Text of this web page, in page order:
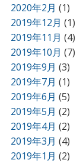
2020年2月 (1)
2019年12月 (1)
2019年11月 (4)
2019年10月 (7)
2019年9月 (3)
2019年7月 (1)
2019年6月 (5)
2019年5月 (2)
2019年4月 (2)
2019年3月 (4)
2019年1月 (2)